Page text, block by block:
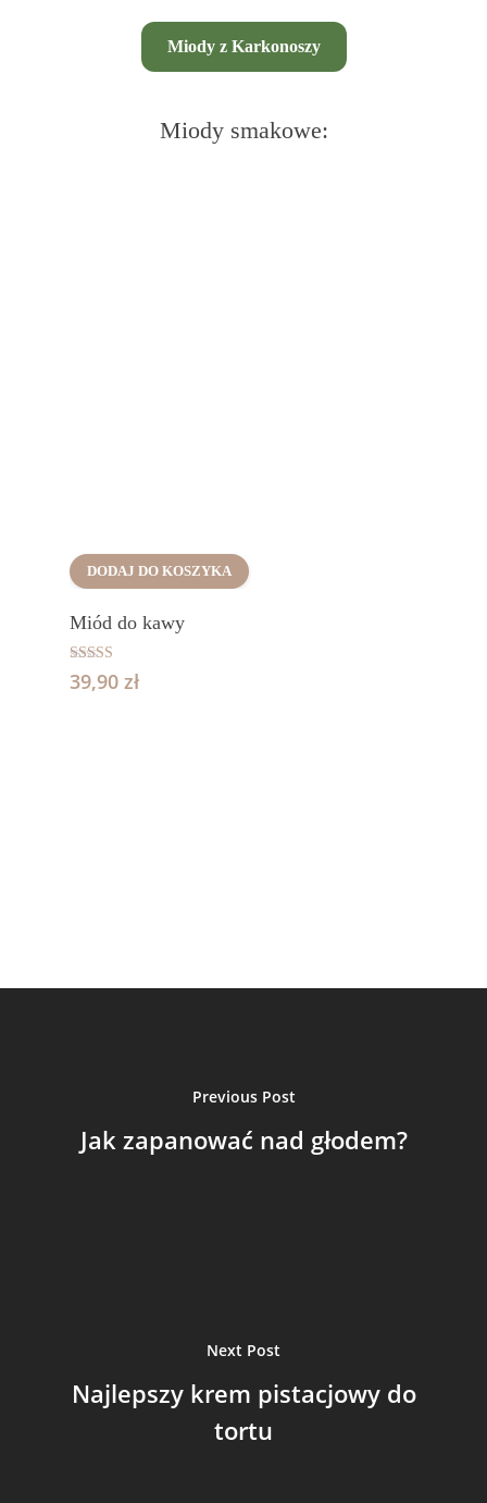
Miody z Karkonoszy
Miody smakowe:
DODAJ DO KOSZYKA
Miód do kawy
Oceniono
5.00
39,90zł
Previous Post
Jak zapanować nad głodem?
Next Post
Najlepszy krem pistacjowy do
tortu